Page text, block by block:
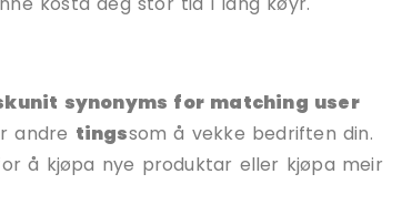
unit synonyms for matching user
andre tingssom å vekke bedriften din.
å kjøpa nye produktar eller kjøpa meir